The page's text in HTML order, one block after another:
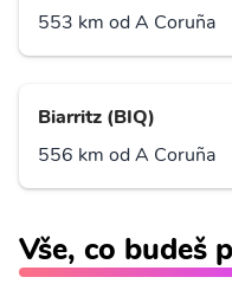
553 km od A Coruña
Biarritz (BIQ)
556 km od A Coruña
Vše, co budeš